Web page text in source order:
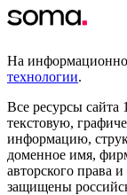
На
технологии.
Все ресурсы сайта
текстовую,
информацию,
доменное имя,
авторского права
защищены